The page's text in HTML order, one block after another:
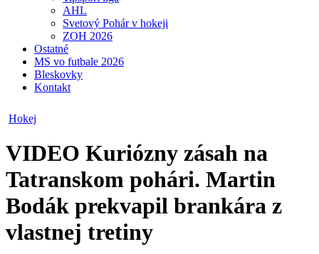
AHL
Svetový Pohár v hokeji
ZOH 2026
Ostatné
MS vo futbale 2026
Bleskovky
Kontakt
Hokej
VIDEO Kuriózny zásah na
Tatranskom pohári. Martin
Bodák prekvapil brankára z
vlastnej tretiny